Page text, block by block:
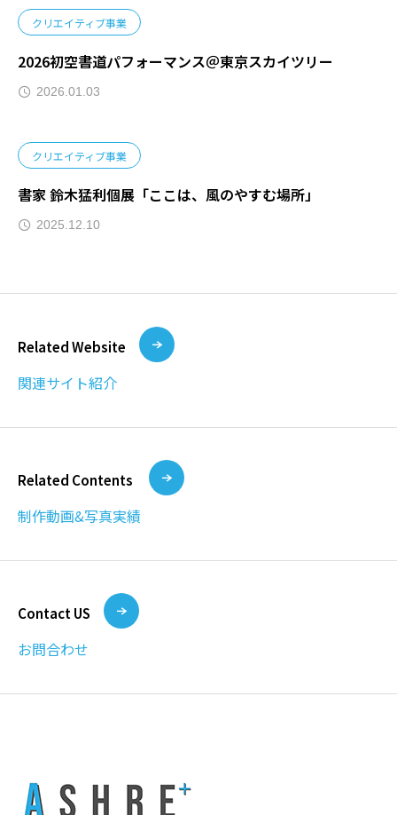
クリエイティブ事業
2026初空書道パフォーマンス＠東京スカイツリー
2026.01.03
クリエイティブ事業
書家 鈴木猛利個展「ここは、風のやすむ場所」
2025.12.10
Related Website
関連サイト紹介
Related Contents
制作動画&写真実績
Contact US
お問合わせ